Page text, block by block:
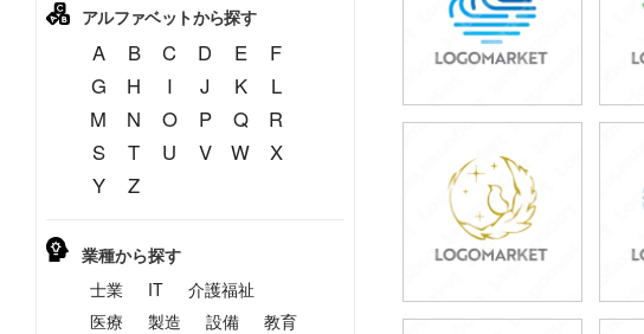
アルファベットから探す
A B C D E
F
G
H I J K
L
M
N O P Q
R
S
T U V W
X
Y
Z
業種から探す
士業
IT
介護福祉
医療
製造 設備
教育
49,800円
(税込54,780円)